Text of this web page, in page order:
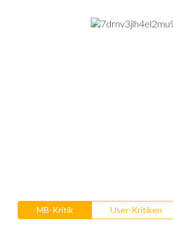
MB-Kritik User-Kritiken